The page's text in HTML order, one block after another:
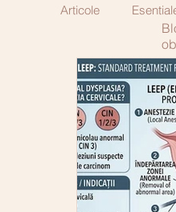
Articole
Endocrinologie